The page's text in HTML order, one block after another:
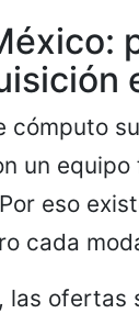
cómputo
un
eso
cada
las